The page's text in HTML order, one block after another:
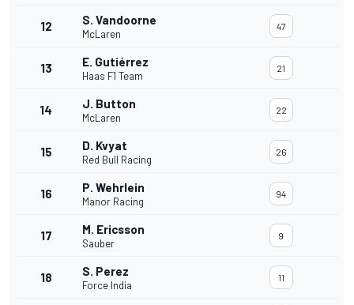
12 S. Vandoorne
McLaren
47
13 E. Gutiérrez
Haas F1 Team
21
14 J. Button
McLaren
22
15 D. Kvyat
Red Bull Racing
26
16 P. Wehrlein
Manor Racing
94
17 M. Ericsson
Sauber
9
18 S. Perez
Force India
11